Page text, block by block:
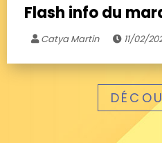
Flash info du
Catya Martin 11/02/